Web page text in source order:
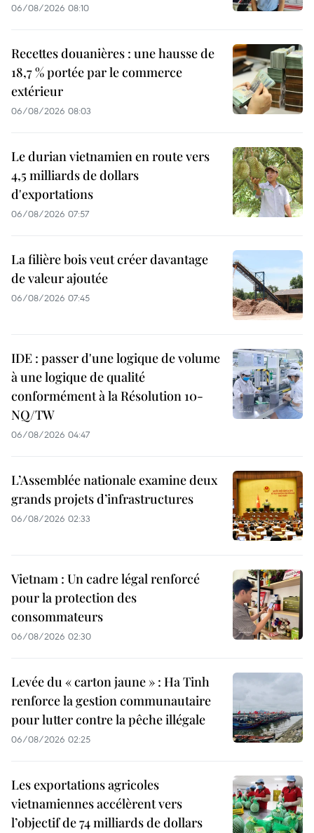
06/08/2026 08:10
Recettes douanières : une hausse de
18,7 % portée par le commerce
extérieur
06/08/2026 08:03
Le durian vietnamien en route vers
4,5 milliards de dollars
d'exportations
06/08/2026 07:57
La filière bois veut créer davantage
de valeur ajoutée
06/08/2026 07:45
IDE : passer d'une logique de volume
à une logique de qualité
conformément à la Résolution 10-
NQ/TW
06/08/2026 04:47
L’Assemblée nationale examine deux
grands projets d’infrastructures
06/08/2026 02:33
Vietnam : Un cadre légal renforcé
pour la protection des
consommateurs
06/08/2026 02:30
Levée du « carton jaune » : Ha Tinh
renforce la gestion communautaire
pour lutter contre la pêche illégale
06/08/2026 02:25
Les exportations agricoles
vietnamiennes accélèrent vers
l’objectif de 74 milliards de dollars